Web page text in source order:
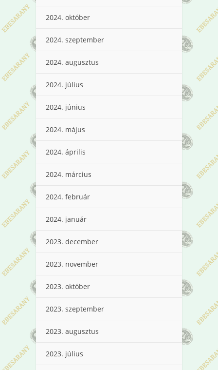
2024. október
2024. szeptember
2024. augusztus
2024. július
2024. június
2024. május
2024. április
2024. március
2024. február
2024. január
2023. december
2023. november
2023. október
2023. szeptember
2023. augusztus
2023. július